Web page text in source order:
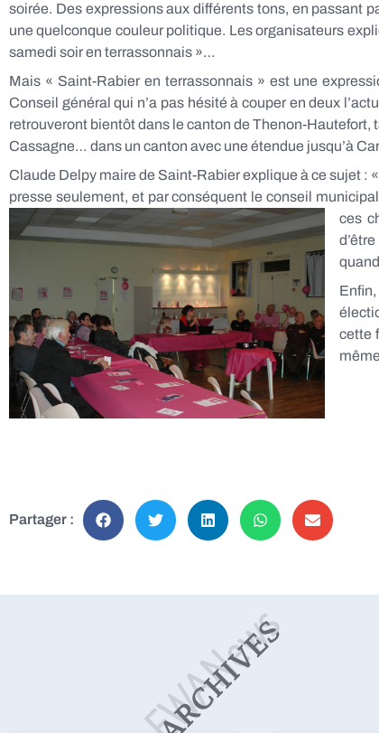
soirée. Des expressions aux différents tons, en passant
une quelconque couleur politique. Les organisateurs
samedi soir en terrassonnais »…
Mais « Saint-Rabier en terrassonnais » est une
Conseil général qui n’a pas hésité à couper en deux
retrouveront bientôt dans le canton de Thenon-
Cassagne… dans un canton avec une étendue jusqu’à
Claude Delpy maire de Saint-Rabier explique à ce sujet :
presse seulement, et par conséquent le conseil
ces
cette
Partager :